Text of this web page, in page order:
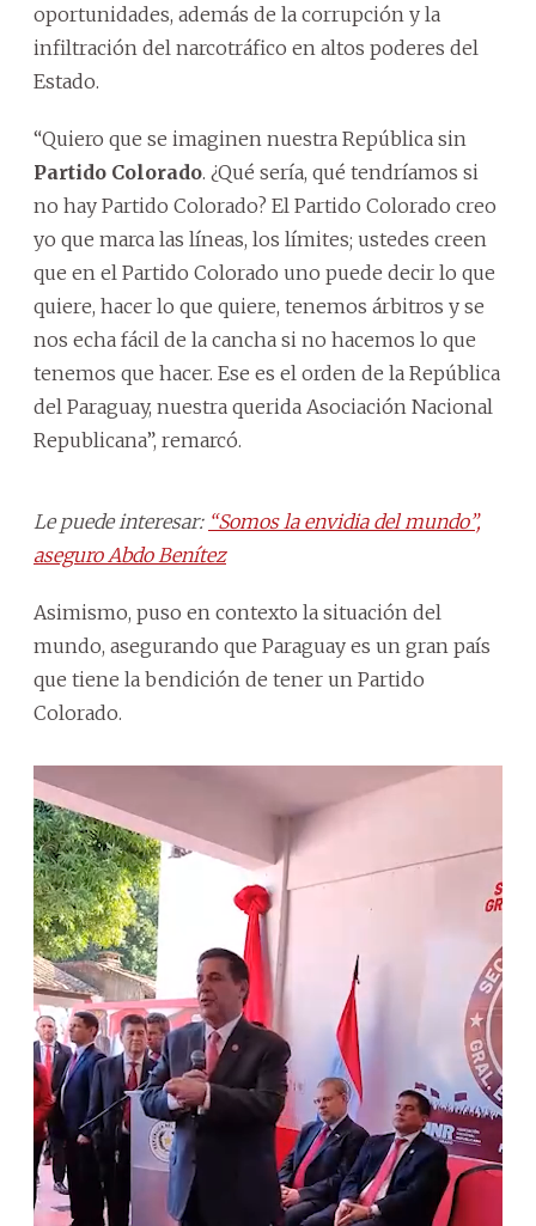
oportunidades, además de la corrupción y la
infiltración del narcotráfico en altos poderes del
Estado.
“Quiero que se imaginen nuestra República sin
Partido Colorado. ¿Qué sería, qué tendríamos si
no hay Partido Colorado? El Partido Colorado creo
yo que marca las líneas, los límites; ustedes creen
que en el Partido Colorado uno puede decir lo que
quiere, hacer lo que quiere, tenemos árbitros y se
nos echa fácil de la cancha si no hacemos lo que
tenemos que hacer. Ese es el orden de la República
del Paraguay, nuestra querida Asociación Nacional
Republicana”, remarcó.
Le puede interesar: “Somos la envidia del mundo”,
aseguro Abdo Benítez
Asimismo, puso en contexto la situación del
mundo, asegurando que Paraguay es un gran país
que tiene la bendición de tener un Partido
Colorado.